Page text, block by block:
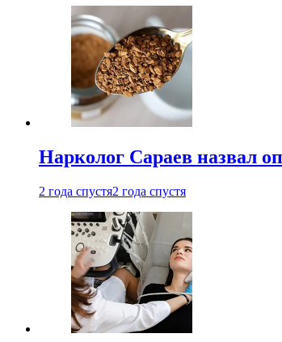
Нарколог Сараев назвал
2 года спустя2 года спустя